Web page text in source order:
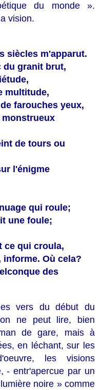
du monde ».
vision.
siècles m'apparut.
du granit brut,
multitude,
farouches yeux,
de tours ou
l'énigme
qui roule;
une foule;
ce qui croula,
Où cela?
des
vers du début du
ne peut lire, bien
de gare, mais à
en léchant, sur les
les visions
- entr'apercue par un
noire » comme